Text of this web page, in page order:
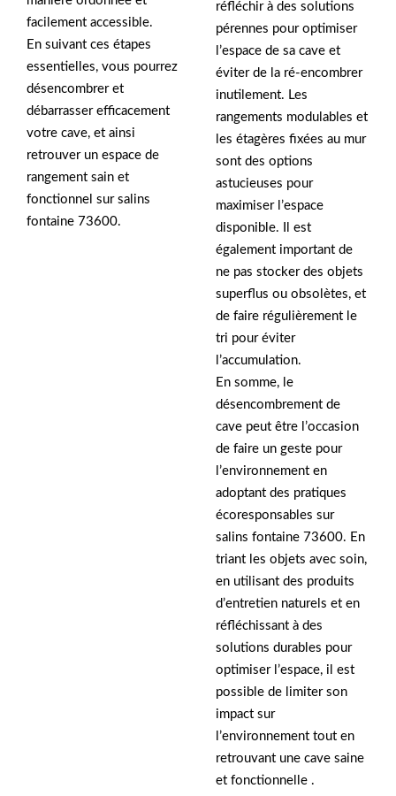
facilement accessible.
En suivant ces étapes
essentielles, vous pourrez
désencombrer et
débarrasser efficacement
votre cave, et ainsi
retrouver un espace de
rangement sain et
fonctionnel sur salins
fontaine 73600.
réfléchir à des solutions
pérennes pour optimiser
l’espace de sa cave et
éviter de la ré-encombrer
inutilement. Les
rangements modulables et
les étagères fixées au mur
sont des options
astucieuses pour
maximiser l’espace
disponible. Il est
également important de
ne pas stocker des objets
superflus ou obsolètes, et
de faire régulièrement le
tri pour éviter
l’accumulation.
En somme, le
désencombrement de
cave peut être l’occasion
de faire un geste pour
l’environnement en
adoptant des pratiques
écoresponsables sur
salins fontaine 73600. En
triant les objets avec soin,
en utilisant des produits
d’entretien naturels et en
réfléchissant à des
solutions durables pour
optimiser l’espace, il est
possible de limiter son
impact sur
l’environnement tout en
retrouvant une cave saine
et fonctionnelle .